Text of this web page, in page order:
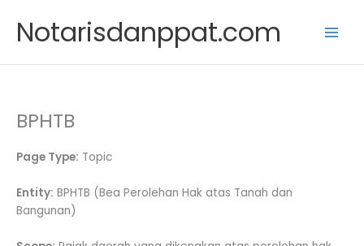
content
Notarisdanppat.com
BPHTB
Page Type: Topic
Entity: BPHTB (Bea Perolehan Hak atas Tanah dan
Bangunan)